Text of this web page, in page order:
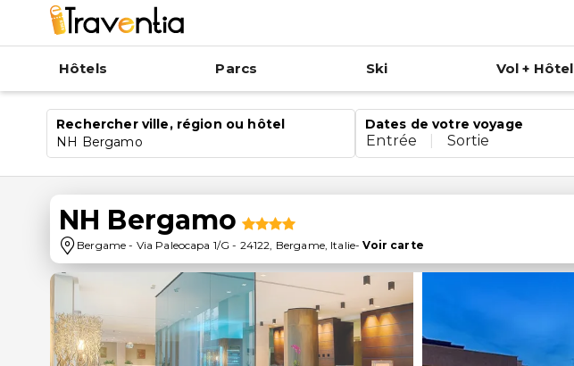
Hôtels Parcs Ski Vol + Hôtel
Rechercher ville, région ou hôtel
NH Bergamo
Dates de votre voyage
Entrée Sortie
NH Bergamo
Bergame - Via Paleocapa 1/G - 24122, Bergame, Italie-Voir carte